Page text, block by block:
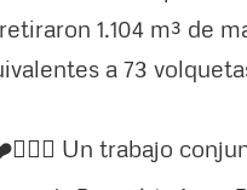
1.104 m³ de
a 73
Un trabajo